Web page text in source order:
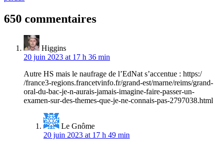
650 commentaires
Higgins
20 juin 2023 at 17 h 36 min
Autre HS mais le naufrage de l’EdNat s’accentue : https:/
/france3-regions.francetvinfo.fr/grand-est/marne/reims/grand-
oral-du-bac-je-n-aurais-jamais-imagine-faire-passer-un-
examen-sur-des-themes-que-je-ne-connais-pas-2797038.html
Le Gnôme
20 juin 2023 at 17 h 49 min